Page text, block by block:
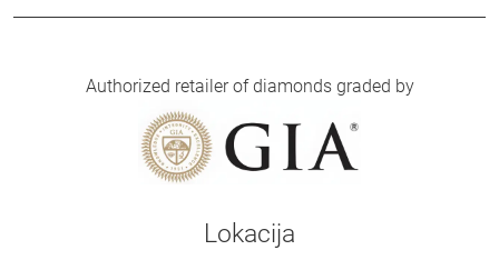
Authorized retailer of diamonds graded by
Lokacija